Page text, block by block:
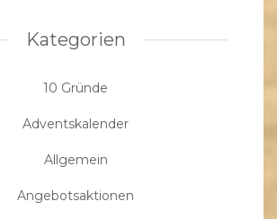
Kategorien
10 Gründe
Adventskalender
Allgemein
Angebotsaktionen